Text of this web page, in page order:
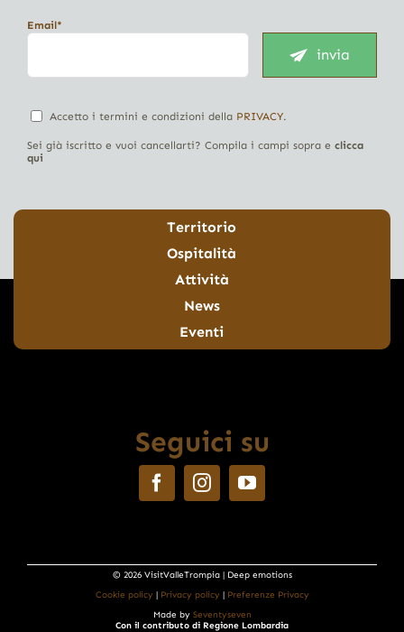
Email*
invia
Accetto i termini e condizioni della PRIVACY.
Sei già iscritto e vuoi cancellarti? Compila i campi sopra e clicca
qui
Territorio
Ospitalità
Attività
News
Eventi
Seguici su
© 2026 VisitValleTrompia | Deep emotions
Cookie policy | Privacy policy | Preferenze Privacy
Made by Seventyseven
Con il contributo di Regione Lombardia